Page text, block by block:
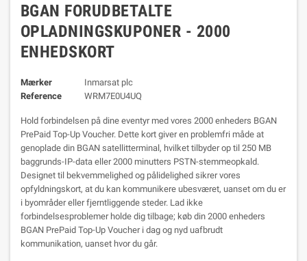
BGAN FORUDBETALTE
OPLADNINGSKUPONER - 2000
ENHEDSKORT
Mærker
Inmarsat plc
Reference
WRM7E0U4UQ
Hold forbindelsen på dine eventyr med vores 2000 enheders BGAN
PrePaid Top-Up Voucher. Dette kort giver en problemfri måde at
genoplade din BGAN satellitterminal, hvilket tilbyder op til 250 MB
baggrunds-IP-data eller 2000 minutters PSTN-stemmeopkald.
Designet til bekvemmelighed og pålidelighed sikrer vores
opfyldningskort, at du kan kommunikere ubesværet, uanset om du er
i byområder eller fjerntliggende steder. Lad ikke
forbindelsesproblemer holde dig tilbage; køb din 2000 enheders
BGAN PrePaid Top-Up Voucher i dag og nyd uafbrudt
kommunikation, uanset hvor du går.